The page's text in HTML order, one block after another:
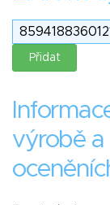
výrobě a